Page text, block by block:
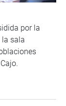
por la
la sala